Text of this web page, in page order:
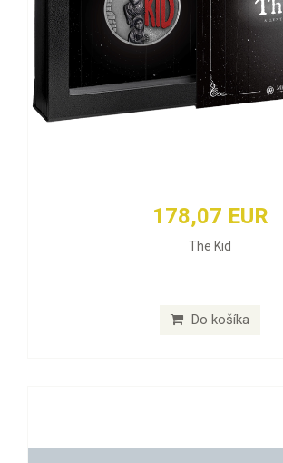
178,07 EUR
The Kid
Do košíka